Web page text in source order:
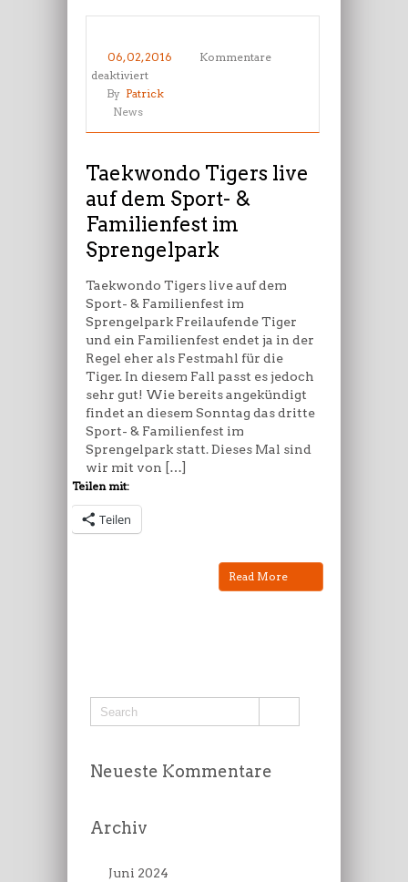
06, 02, 2016
Kommentare
deaktiviertfür
Taekwondo
live
Sport-
&
Familienfest
Sprengelpark
By Patrick
News
Taekwondo Tigers live
auf dem Sport- &
Familienfest im
Sprengelpark
Taekwondo Tigers live auf dem
Sport- & Familienfest im
Sprengelpark Freilaufende Tiger
und ein Familienfest endet ja in der
Regel eher als Festmahl für die
Tiger. In diesem Fall passt es jedoch
sehr gut! Wie bereits angekündigt
findet an diesem Sonntag das dritte
Sport- & Familienfest im
Sprengelpark statt. Dieses Mal sind
wir mit von […]
Teilen mit:
Teilen
Read More
Neueste Kommentare
Archiv
Juni 2024